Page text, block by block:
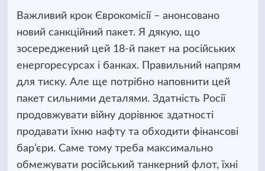
Важливий крок Єврокомісії – анонсовано
новий санкційний пакет. Я дякую, що
зосереджений цей 18-й пакет на російських
енергоресурсах і банках. Правильний напрям
для тиску. Але ще потрібно наповнити цей
пакет сильними деталями. Здатність Росії
продовжувати війну дорівнює здатності
продавати їхню нафту та обходити фінансові
бар’єри. Саме тому треба максимально
обмежувати російський танкерний флот, їхні